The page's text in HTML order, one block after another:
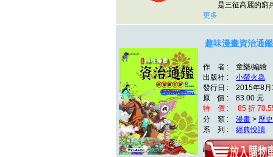
是三征高麗的窮
更多
趣味漫畫資治通
作 者 : 童樂/編繪
出版社 : 小螢火蟲
發行日 : 2015年8月
原 價 : 83.00 元
特 價 : 85 折
分 類 : 漫畫 > 歷
系 列 : 經典悅讀